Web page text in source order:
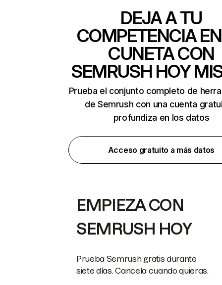
DEJA A TU
COMPETENCIA
CUNETA CON
SEMRUSH HOY
Prueba el conjunto completo de
de Semrush con una cuenta
profundiza en los datos
Acceso gratuito a más datos
EMPIEZA CON
SEMRUSH HOY
Prueba Semrush gratis durante
siete días. Cancela cuando quieras.